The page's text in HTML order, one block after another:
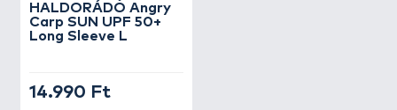
HALDORÁDÓ Angry
Carp SUN UPF 50+
Long Sleeve L
14.990 Ft